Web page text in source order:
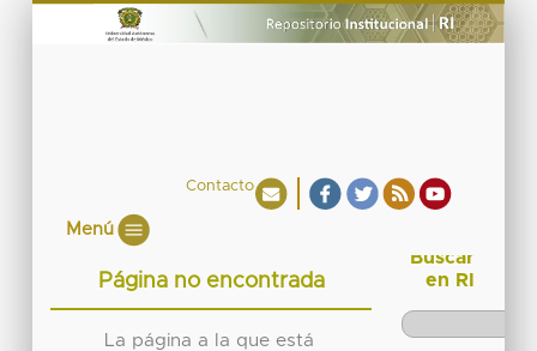
Contacto
Menú
Página no encontrada
La página a la que está
Buscar
en RI